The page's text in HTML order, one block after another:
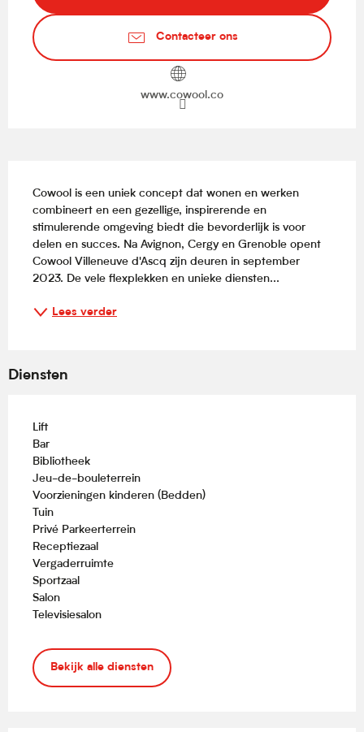
Contacteer ons
www.cowool.co
Cowool is een uniek concept dat wonen en werken
combineert en een gezellige, inspirerende en
stimulerende omgeving biedt die bevorderlijk is voor
delen en succes. Na Avignon, Cergy en Grenoble opent
Cowool Villeneuve d'Ascq zijn deuren in september
2023. De vele flexplekken en unieke diensten...
Lees verder
Diensten
Lift
Bar
Bibliotheek
Jeu-de-bouleterrein
Voorzieningen kinderen (Bedden)
Tuin
Privé Parkeerterrein
Receptiezaal
Vergaderruimte
Sportzaal
Salon
Televisiesalon
Bekijk alle diensten